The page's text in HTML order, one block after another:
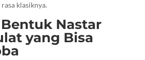
klasiknya.
Nastar
yang Bisa